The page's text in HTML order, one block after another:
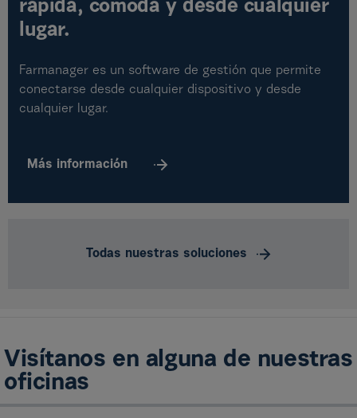
rápida, cómoda y desde cualquier
lugar.
Farmanager es un software de gestión que permite
conectarse desde cualquier dispositivo y desde
cualquier lugar.
Más información
Todas nuestras soluciones
Visítanos en alguna de nuestras
oficinas